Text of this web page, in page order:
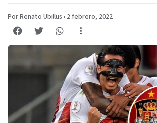
Por Renato Ubillus • 2 febrero, 2022